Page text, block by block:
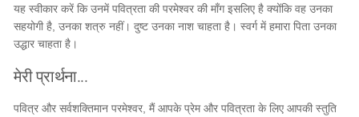
यह स्वीकार करें कि उनमें पवित्रता की परमेश्वर की माँग इसलिए है क्योंकि वह उनका
सहयोगी है, उनका शत्रु नहीं। दुष्ट उनका नाश चाहता है। स्वर्ग में हमारा पिता उनका
उद्धार चाहता है।
मेरी प्रार्थना...
पवित्र और सर्वशक्तिमान परमेश्वर, मैं आपके प्रेम और पवित्रता के लिए आपकी स्तुति